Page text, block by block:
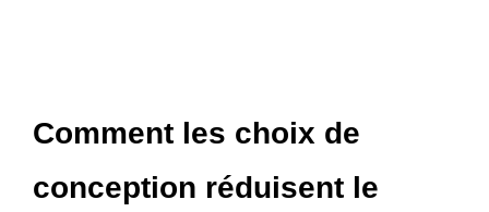
Comment les choix de
conception réduisent le